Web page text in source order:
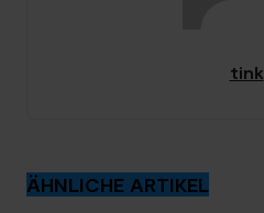
tink
ÄHNLICHE ARTIKEL